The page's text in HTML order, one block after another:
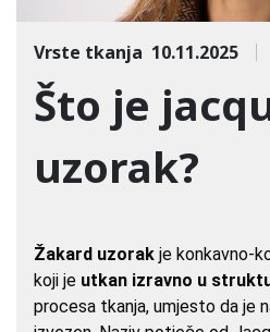
Vrste tkanja 10.11.2025
Što je
uzorak?
Žakard uzorak je konkavno-
koji je utkan izravno u
procesa tkanja, umjesto da je